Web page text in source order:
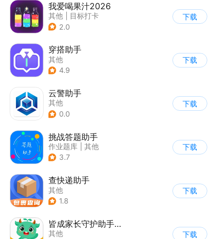
我爱喝果汁2026
其他
目标打卡
2.0
下载
穿搭助手
其他
4.9
下载
云警助手
其他
0.0
下载
挑战答题助手
作业题库
其他
3.7
下载
查快递助手
其他
1.8
下载
皆成家长守护助手家长端
其他
下载